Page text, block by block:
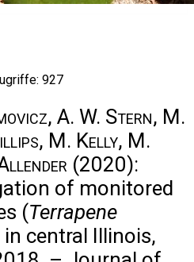
927
A. W. Stern, M.
M. Kelly, M.
(2020):
of monitored
(Terrapene
in central Illinois,